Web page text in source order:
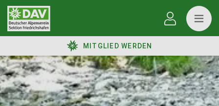
MITGLIED WERDEN